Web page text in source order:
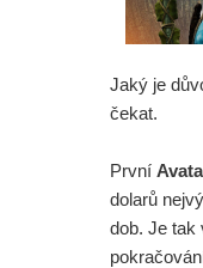
Jaký je
čekat.
První
dolarů
dob. Je tak